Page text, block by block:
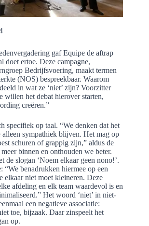
gaf Equipe de aftrap
doet ertoe. Deze campagne,
Bedrijfsvoering, maakt termen
(NOS) bespreekbaar. Waarom
in wat ze ‘niet’ zijn? Voorzitter
willen het debat hierover starten,
creëren.”
specifiek op taal. “We denken dat het
sympathiek blijven. Het mag op
schuren of grappig zijn,” aldus de
binnen en onthouden we beter.
de slogan ‘Noem elkaar geen nono!’.
“We benadrukken hiermee op een
elkaar niet moet kleineren. Deze
afdeling en elk team waardevol is en
Het woord ‘niet’ in niet-
een negatieve associatie:
toe, bijzaak. Daar zinspeelt het
op.